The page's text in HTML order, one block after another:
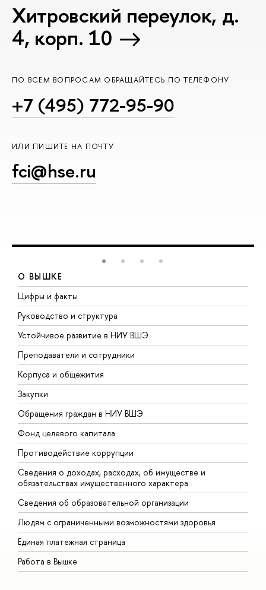
Хитровский переулок, д.
4, корп. 10
ПО ВСЕМ ВОПРОСАМ ОБРАЩАЙТЕСЬ ПО ТЕЛЕФОНУ
+7 (495) 772-95-90
ИЛИ ПИШИТЕ НА ПОЧТУ
fci@hse.ru
О ВЫШКЕ
Цифры и факты
Руководство и структура
Устойчивое развитие в НИУ ВШЭ
Преподаватели и сотрудники
Корпуса и общежития
Закупки
Обращения граждан в НИУ ВШЭ
Фонд целевого капитала
Противодействие коррупции
Сведения о доходах, расходах, об имуществе и
обязательствах имущественного характера
Сведения об образовательной организации
Людям с ограниченными возможностями здоровья
Единая платежная страница
Работа в Вышке